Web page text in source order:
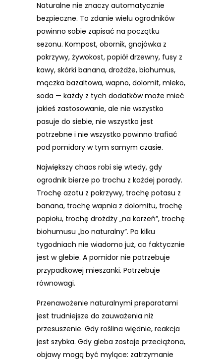
Naturalne nie znaczy automatycznie
bezpieczne. To zdanie wielu ogrodników
powinno sobie zapisać na początku
sezonu. Kompost, obornik, gnojówka z
pokrzywy, żywokost, popiół drzewny, fusy z
kawy, skórki banana, drożdże, biohumus,
mączka bazaltowa, wapno, dolomit, mleko,
soda — każdy z tych dodatków może mieć
jakieś zastosowanie, ale nie wszystko
pasuje do siebie, nie wszystko jest
potrzebne i nie wszystko powinno trafiać
pod pomidory w tym samym czasie.
Największy chaos robi się wtedy, gdy
ogrodnik bierze po trochu z każdej porady.
Trochę azotu z pokrzywy, trochę potasu z
banana, trochę wapnia z dolomitu, trochę
popiołu, trochę drożdży „na korzeń”, trochę
biohumusu „bo naturalny”. Po kilku
tygodniach nie wiadomo już, co faktycznie
jest w glebie. A pomidor nie potrzebuje
przypadkowej mieszanki. Potrzebuje
równowagi.
Przenawożenie naturalnymi preparatami
jest trudniejsze do zauważenia niż
przesuszenie. Gdy roślina więdnie, reakcja
jest szybka. Gdy gleba zostaje przeciążona,
objawy mogą być mylące: zatrzymanie